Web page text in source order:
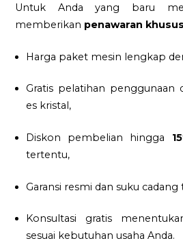
Untuk Anda yang baru
memberikan penawaran khusus
Harga paket mesin lengkap
Gratis pelatihan penggunaan
es kristal,
Diskon pembelian hingga
tertentu,
Garansi resmi dan suku cadang
Konsultasi gratis
sesuai kebutuhan usaha Anda.